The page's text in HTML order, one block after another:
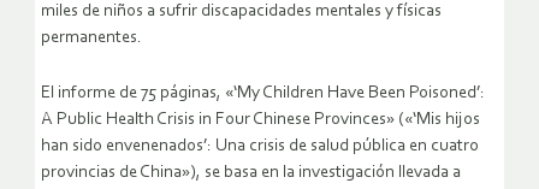
miles de niños a sufrir discapacidades mentales y físicas
permanentes.
El informe de 75 páginas, «‘My Children Have Been Poisoned’:
A Public Health Crisis in Four Chinese Provinces» («‘Mis hijos
han sido envenenados’: Una crisis de salud pública en cuatro
provincias de China»), se basa en la investigación llevada a